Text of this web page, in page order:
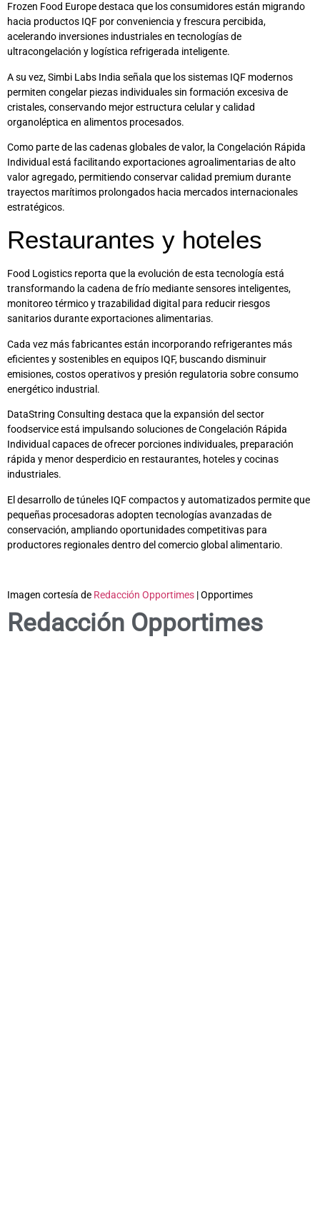
Frozen Food Europe destaca que los consumidores están migrando
hacia productos IQF por conveniencia y frescura percibida,
acelerando inversiones industriales en tecnologías de
ultracongelación y logística refrigerada inteligente.
A su vez, Simbi Labs India señala que los sistemas IQF modernos
permiten congelar piezas individuales sin formación excesiva de
cristales, conservando mejor estructura celular y calidad
organoléptica en alimentos procesados.
Como parte de las cadenas globales de valor, la Congelación Rápida
Individual está facilitando exportaciones agroalimentarias de alto
valor agregado, permitiendo conservar calidad premium durante
trayectos marítimos prolongados hacia mercados internacionales
estratégicos.
Restaurantes y hoteles
Food Logistics reporta que la evolución de esta tecnología está
transformando la cadena de frío mediante sensores inteligentes,
monitoreo térmico y trazabilidad digital para reducir riesgos
sanitarios durante exportaciones alimentarias.
Cada vez más fabricantes están incorporando refrigerantes más
eficientes y sostenibles en equipos IQF, buscando disminuir
emisiones, costos operativos y presión regulatoria sobre consumo
energético industrial.
DataString Consulting destaca que la expansión del sector
foodservice está impulsando soluciones de Congelación Rápida
Individual capaces de ofrecer porciones individuales, preparación
rápida y menor desperdicio en restaurantes, hoteles y cocinas
industriales.
El desarrollo de túneles IQF compactos y automatizados permite que
pequeñas procesadoras adopten tecnologías avanzadas de
conservación, ampliando oportunidades competitivas para
productores regionales dentro del comercio global alimentario.
Imagen cortesía de Redacción Opportimes | Opportimes
Redacción Opportimes